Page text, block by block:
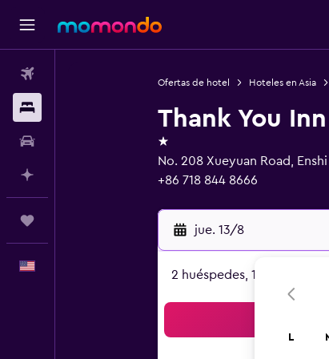
Ofertas de hotel Hoteles en Asia
Thank You
1 estrella
No. 208 Xueyuan Road,
+86 718 844 8666
jue. 13/8
2 huéspedes, 1 habitación
L